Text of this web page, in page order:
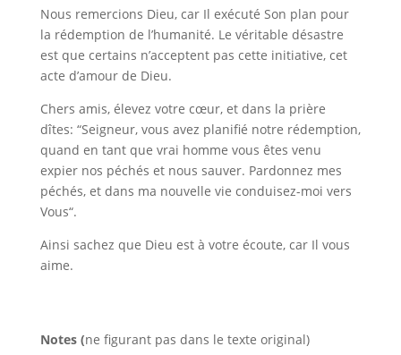
Nous remercions Dieu, car Il exécuté Son plan pour
la rédemption de l’humanité. Le véritable désastre
est que certains n’acceptent pas cette initiative, cet
acte d’amour de Dieu.
Chers amis, élevez votre cœur, et dans la prière
dîtes: “Seigneur, vous avez planifié notre rédemption,
quand en tant que vrai homme vous êtes venu
expier nos péchés et nous sauver. Pardonnez mes
péchés, et dans ma nouvelle vie conduisez-moi vers
Vous“.
Ainsi sachez que Dieu est à votre écoute, car Il vous
aime.
Notes (ne figurant pas dans le texte original)